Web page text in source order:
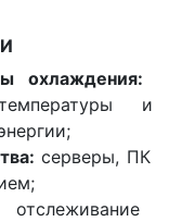
охлаждения:
и
серверы, ПК
отслеживание